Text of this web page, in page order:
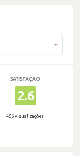
SATISFAÇÃO
2.6
456 visualizações